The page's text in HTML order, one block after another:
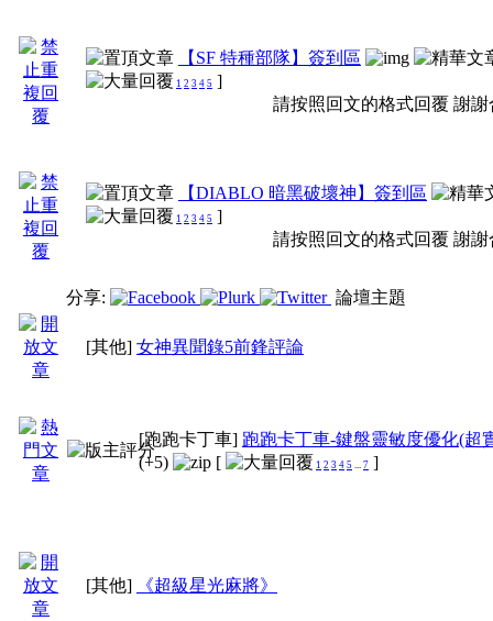
【SF 特種部隊】簽到區
1 2 3 4 5 ]
請按照回文的格式回覆 謝謝
【DIABLO 暗黑破壞神】簽到區
1 2 3 4 5 ]
請按照回文的格式回覆 謝謝
分享: 論壇主題
[其他] 女神異聞錄5前鋒評論
[跑跑卡丁車] 跑跑卡丁車-鍵盤靈敏度優化(超
(+5)
[ 1 2 3 4 5 ... 7 ]
[其他] 《超級星光麻將》